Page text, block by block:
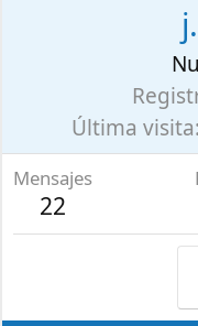
Última visita
Mensajes
22